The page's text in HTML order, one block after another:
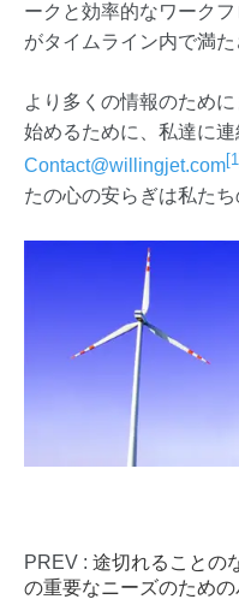
ークと効率的なワーク
がタイムライン内で満た
より多くの情報のため
始めるために、私達に
Contact@willingjet.com
たの心の安らぎは私たち
PREV : 途切れることの
の重要なニーズのため